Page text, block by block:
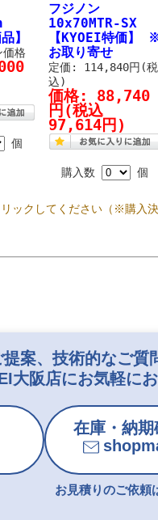
】
格
個
フジノン
10x70MTR-SX
【KYOEI特価】
お取り寄せ
定価: 114,840円(税
込)
価格: 88,740
円 (税込
97,614円)
購入数
個
ックしてください（※購入
案、技術的なご質
大阪店にお気軽に
在庫・納
お見積りのご依頼